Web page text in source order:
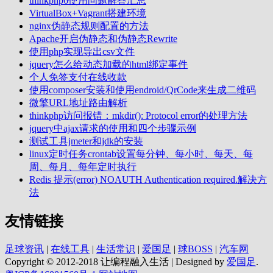
VirtualBox+Vagrant搭建环境
nginx伪静态规则配置的方法
Apache开启伪静态和伪静态Rewrite
使用php实现导出csv文件
jquery怎么给动态加载的html绑定事件
个人免签支付在线收款
使用composer安装和使用endroid/QrCode来生成二维码
微擎URL地址路由解析
thinkphp访问报错：mkdir(): Protocol error的处理方法
jquery中ajax请求的使用和四个步骤示例
测试工具jmeter和jdk的安装
linux定时任务crontab设置每分钟、每小时、每天、每
周、每月、每年定时执行
Redis 提示(error) NOAUTH Authentication required.解决方
法
友情链接
足球资讯 | 在线工具 | 生活常识 | 爱国足 | 球BOSS | 汽车网
Copyright © 2012-2018 让编程融入生活 | Designed by 爱国足.